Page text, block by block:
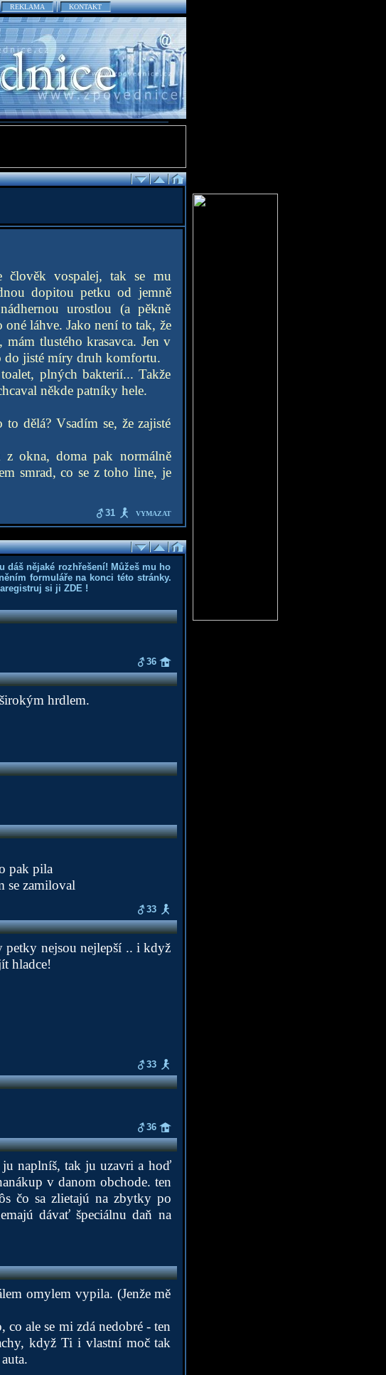
REKLAMA KONTAKT
člověk vospalej, tak se mu
dopitou petku od jemně
urostlou (a pěkně
láhve. Jako není to tak, že
tlustého krasavca. Jen v
do jisté míry druh komfortu.
plných bakterií... Takže
někde patníky hele.
dělá? Vsadím se, že zajisté
okna, doma pak normálně
smrad, co se z toho line, je
31 VYMAZAT
dáš nějaké rozhřešení! Můžeš mu ho
formuláře na konci této stránky.
si ji ZDE!
36
hrdlem.
pak pila
se zamiloval
33
petky nejsou nejlepší .. i když
hladce!
33
36
naplníš, tak ju uzavri a hoď
v danom obchode. ten
čo sa zlietajú na zbytky po
dávať špeciálnu daň na
omylem vypila. (Jenže mě
ale se mi zdá nedobré - ten
když Ti i vlastní moč tak